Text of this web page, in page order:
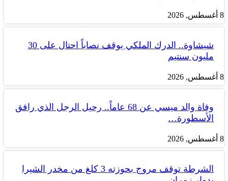
8 أغسطس, 2026
شيشاوة.. الدرك الملكي يوقف نصاباً احتال على 30
مليون سنتيم
8 أغسطس, 2026
وفاة والد ميسي عن 68 عاماً.. رحيل الرجل الذي رافق
الأسطورة…
8 أغسطس, 2026
الشرطة توقف مروج بحوزته 3 كلغ من مخدر الشيرا